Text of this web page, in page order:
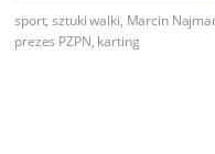
sport,sztuki walki, Marcin
prezes PZPN, karting